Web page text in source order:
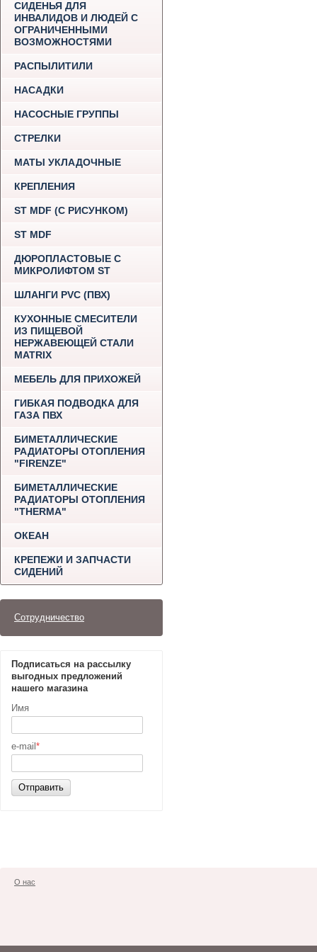
СИДЕНЬЯ ДЛЯ
ИНВАЛИДОВ И ЛЮДЕЙ С
ОГРАНИЧЕННЫМИ
ВОЗМОЖНОСТЯМИ
РАСПЫЛИТИЛИ
НАСАДКИ
НАСОСНЫЕ ГРУППЫ
СТРЕЛКИ
МАТЫ УКЛАДОЧНЫЕ
КРЕПЛЕНИЯ
ST MDF (С РИСУНКОМ)
ST MDF
ДЮРОПЛАСТОВЫЕ С
МИКРОЛИФТОМ ST
ШЛАНГИ PVC (ПВХ)
КУХОННЫЕ СМЕСИТЕЛИ
ИЗ ПИЩЕВОЙ
НЕРЖАВЕЮЩЕЙ СТАЛИ
MATRIX
МЕБЕЛЬ ДЛЯ ПРИХОЖЕЙ
ГИБКАЯ ПОДВОДКА ДЛЯ
ГАЗА ПВХ
БИМЕТАЛЛИЧЕСКИЕ
РАДИАТОРЫ ОТОПЛЕНИЯ
"FIRENZE"
БИМЕТАЛЛИЧЕСКИЕ
РАДИАТОРЫ ОТОПЛЕНИЯ
"THERMA"
ОКЕАН
КРЕПЕЖИ И ЗАПЧАСТИ
СИДЕНИЙ
Сотрудничество
Подписаться на рассылку
выгодных предложений
нашего магазина
Имя
e-mail *
Отправить
О нас